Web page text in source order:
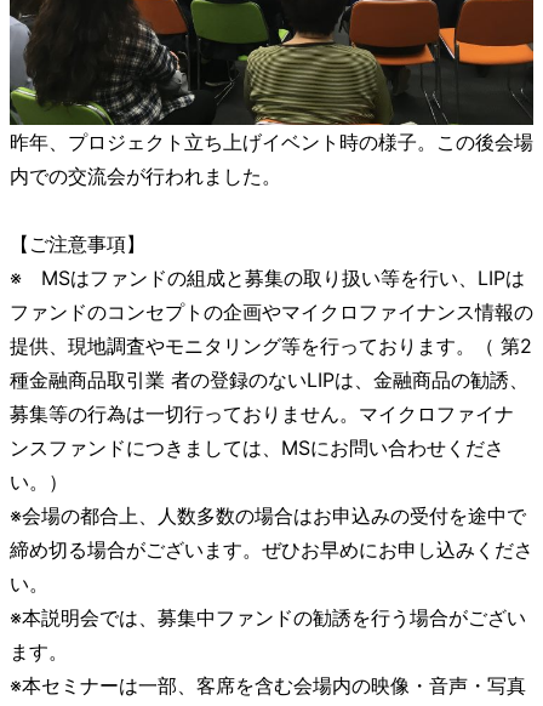
昨年、プロジェクト立ち上げイベント時の様子。この後会場
内での交流会が行われました。
【ご注意事項】
※ MSはファンドの組成と募集の取り扱い等を行い、LIPは
ファンドのコンセプトの企画やマイクロファイナンス情報の
提供、現地調査やモニタリング等を行っております。（ 第2
種金融商品取引業 者の登録のないLIPは、金融商品の勧誘、
募集等の行為は一切行っておりません。マイクロファイナ
ンスファンドにつきましては、MSにお問い合わせくださ
い。）
※会場の都合上、人数多数の場合はお申込みの受付を途中で
締め切る場合がございます。ぜひお早めにお申し込みくださ
い。
※本説明会では、募集中ファンドの勧誘を行う場合がござい
ます。
※本セミナーは一部、客席を含む会場内の映像・音声・写真